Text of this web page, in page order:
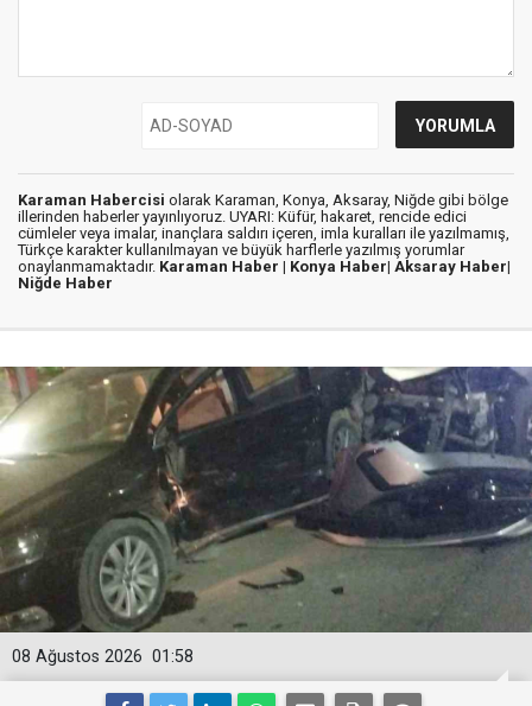
Karaman Habercisi olarak Karaman, Konya, Aksaray, Niğde gibi bölge
illerinden haberler yayınlıyoruz. UYARI: Küfür, hakaret, rencide edici
cümleler veya imalar, inançlara saldırı içeren, imla kuralları ile yazılmamış,
Türkçe karakter kullanılmayan ve büyük harflerle yazılmış yorumlar
onaylanmamaktadır. Karaman Haber | Konya Haber| Aksaray Haber|
Niğde Haber
01:58
08 Ağustos 2026